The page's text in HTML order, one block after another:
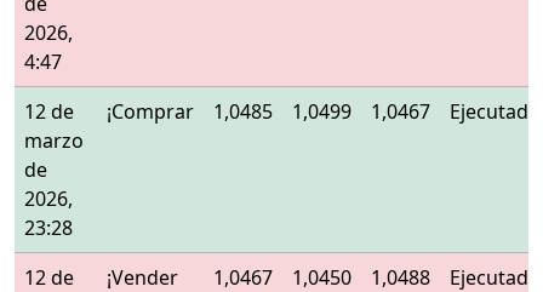
2026,
4:47
12 de
marzo
de
2026,
23:28
¡Comprar 1,0485 1,0499 1,0467 Ejecutado
12 de
¡Vender 1,0467 1,0450 1,0488 Ejecutado